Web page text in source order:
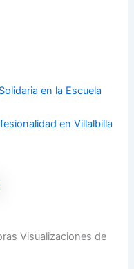
en la Escuela
en Villalbilla
Visualizaciones de